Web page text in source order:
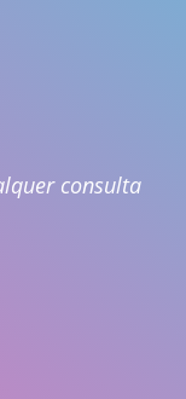
consulta